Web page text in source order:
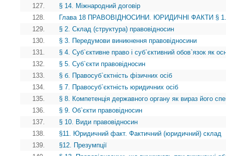
127.
§ 14. Міжнародний договір
128.
Глава 18 ПРАВОВІДНОСИНИ. ЮРИДИЧНІ ФАКТИ § 1.
129.
§ 2. Склад (структура) правовідносин
130.
§ 3. Передумови виникнення правовідносини
131.
§ 4. Суб`єктивне право і суб`єктивний обов`язок як
132.
§ 5. Суб`єкти правовідносин
133.
§ б. Правосуб`єктність фізичних осіб
134.
§ 7. Правосуб`єктність юридичних осіб
135.
§ 8. Компетенція державного органу як вираз його
136.
§ 9. Об`єкти правовідносин
137.
§ 10. Види правовідносин
138.
§11. Юридичний факт. Фактичний (юридичний) склад
139.
§12. Презумпції